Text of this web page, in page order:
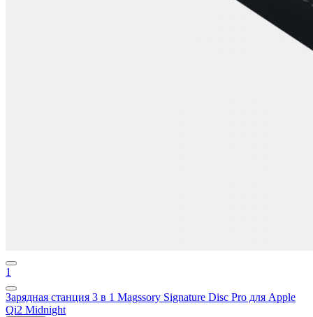
1
Зарядная станция 3 в 1 Magssory Signature Disc Pro для Apple
Qi2 Midnight